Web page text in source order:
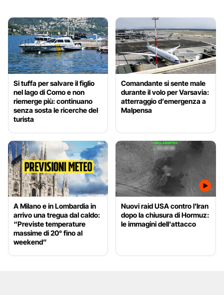
Si tuffa per salvare il figlio
nel lago di Como e non
riemerge più: continuano
senza sosta le ricerche del
turista
Comandante si sente male
durante il volo per Varsavia:
atterraggio d’emergenza a
Malpensa
A Milano e in Lombardia in
arrivo una tregua dal caldo:
“Previste temperature
massime di 20° fino al
weekend”
Nuovi raid USA contro l'Iran
dopo la chiusura di Hormuz:
le immagini dell'attacco